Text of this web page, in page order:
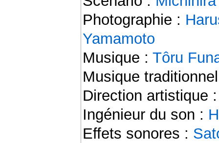
Photographie :
Yamamoto
Musique : Tôru
Musique
Direction artistique
Ingénieur du son :
Effets sonores :